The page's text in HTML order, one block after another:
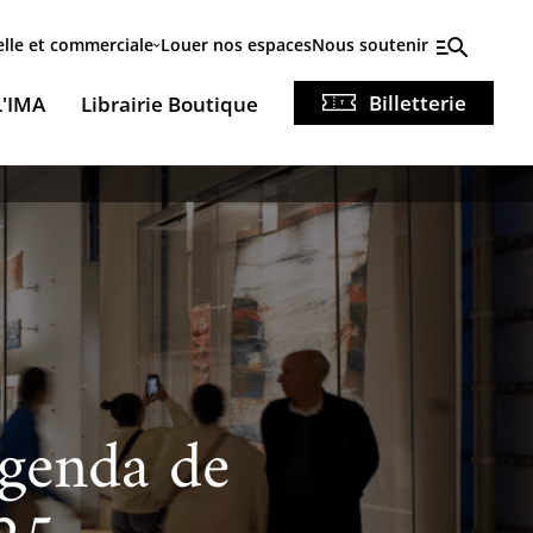
et commerciale Louer nos espacesNous soutenir
Librairie Boutique Billetterie
de